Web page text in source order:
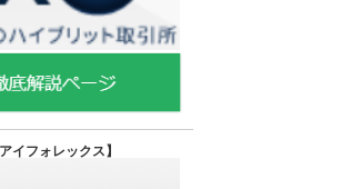
アイフォレックス】